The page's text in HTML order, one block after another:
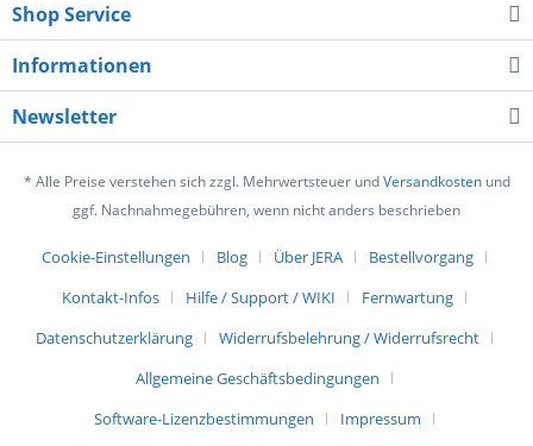
Shop Service
Informationen
Newsletter
* Alle Preise verstehen sich zzgl. Mehrwertsteuer undVersandkostenund
ggf. Nachnahmegebühren, wenn nicht anders beschrieben
Cookie-Einstellungen Blog Über JERA
Bestellvorgang
Kontakt-Infos
Hilfe / Support / WIKI
Fernwartung
Datenschutzerklärung
Widerrufsbelehrung / Widerrufsrecht
Allgemeine Geschäftsbedingungen
Software-Lizenzbestimmungen
Impressum